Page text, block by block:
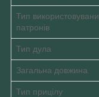
Тип
патронів
Тип дула
Загальна довжина
Тип прицілу